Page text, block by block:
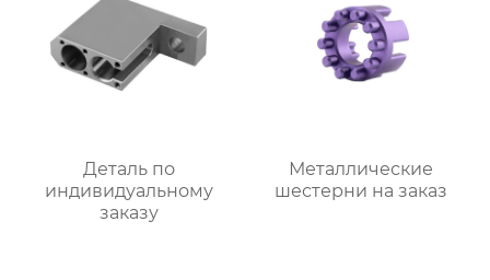
Деталь по
индивидуальному
заказу
Металлические
шестерни на заказ